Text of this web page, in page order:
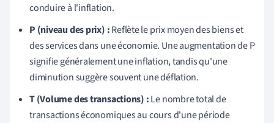
conduire à l'inflation.
P (niveau des prix) :Reflète le prix moyen des biens et
des services dans une économie. Une augmentation de P
signifie généralement une inflation, tandis qu'une
diminution suggère souvent une déflation.
T (Volume des transactions) :Le nombre total de
transactions économiques au cours d'une période